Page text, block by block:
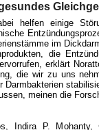
helfen einige
im
die
erklärt
die wir zu uns
Darmbakterien
meinen die
Indira P.